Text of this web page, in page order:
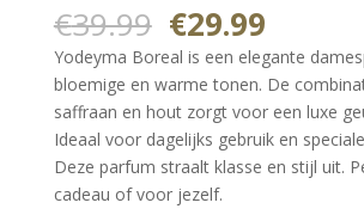
gebaseerd
klantbeoorde
ling
€39.99
prijs
was:
€39.99.
€29.99Huidige
prijs
is:
Yodeyma Boreal is een elegante
bloemige en warme tonen. De
saffraan en hout zorgt voor een luxe
Ideaal voor dagelijks gebruik en
Deze parfum straalt klasse en stijl uit.
cadeau of voor jezelf.